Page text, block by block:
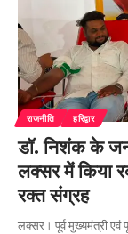
राजनीति हरिद्वार
डॉ. निशंक के
लक्सर में किया
रक्त संग्रह
लक्सर। पूर्व मुख्यमंत्री एवं